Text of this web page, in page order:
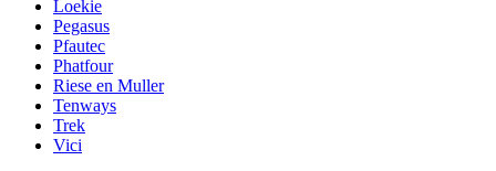
Loekie
Pegasus
Pfautec
Phatfour
Riese en Muller
Tenways
Trek
Vici